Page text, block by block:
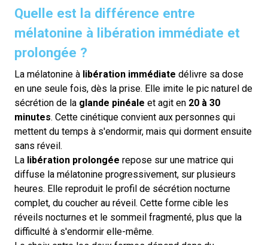
Quelle est la différence entre
mélatonine à libération immédiate et
prolongée ?
La mélatonine à libération immédiate délivre sa dose
en une seule fois, dès la prise. Elle imite le pic naturel de
sécrétion de la glande pinéale et agit en 20 à 30
minutes. Cette cinétique convient aux personnes qui
mettent du temps à s'endormir, mais qui dorment ensuite
sans réveil.
La libération prolongée repose sur une matrice qui
diffuse la mélatonine progressivement, sur plusieurs
heures. Elle reproduit le profil de sécrétion nocturne
complet, du coucher au réveil. Cette forme cible les
réveils nocturnes et le sommeil fragmenté, plus que la
difficulté à s'endormir elle-même.